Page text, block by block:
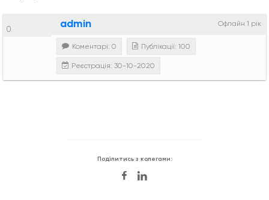
Офлайн 1 рік
admin
0
Коментарі: 0 Публікації: 100
Реєстрація: 30-10-2020
Поділитись з колегами: